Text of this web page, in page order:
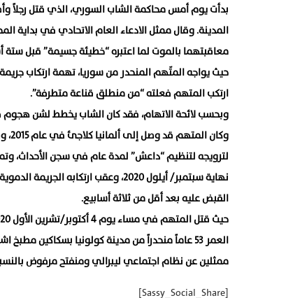
بدأت يوم أمس محاكمة الشاب السوري، الذي قتل رجلاً
معاقبتهما بالموت لما اعتبره “خطيئة جسيمة” قبل ستة
حيث يواجه المتّهم المنحدر من سوريا، تهمة ارتكاب
ارتكب المتهم فعلته “من منطلق قناعة متطرفة”.
وبحسب لائحة الاتهام، فقد كان الشاب يخطط لشن هجوم
لترويجه لتنظيم “داعش” لمدة عام في سجن الأحداث،
نهاية سبتمبر/ أيلول 2020، وعقب
القبض عليه بعد أقل من ثلاثة أسابيع.
العمر 53 عاماً منحدراً من مدينة كولونيا بسكاكين
ممثلين عن نظام اجتماعي ليبرالي ومنفتح مرفوض
[Sassy_Social_Share]